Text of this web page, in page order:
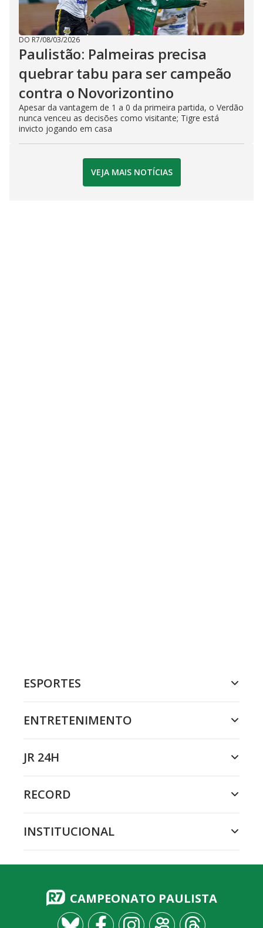
DO R7/08/03/2026
Paulistão: Palmeiras precisa
quebrar tabu para ser campeão
contra o Novorizontino
Apesar da vantagem de 1 a 0 da primeira partida, o Verdão
nunca venceu as decisões como visitante; Tigre está
invicto jogando em casa
VEJA MAIS NOTÍCIAS
ESPORTES
ENTRETENIMENTO
JR 24H
RECORD
INSTITUCIONAL
CAMPEONATO PAULISTA